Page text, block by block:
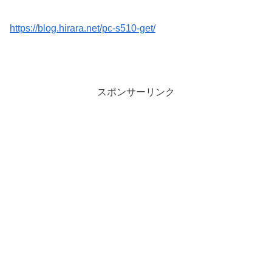
https://blog.hirara.net/pc-s510-get/
スポンサーリンク